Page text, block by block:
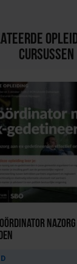
Cursussen